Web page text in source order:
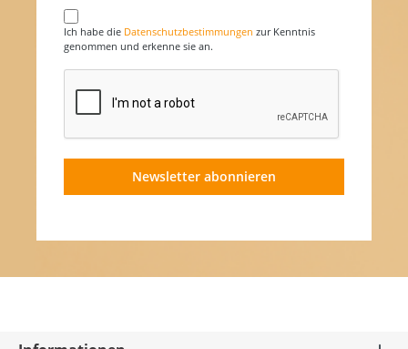
Ich habe die Datenschutzbestimmungen zur Kenntnis
genommen und erkenne sie an.
Newsletter abonnieren